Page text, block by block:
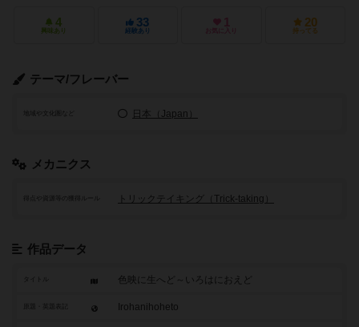
4
興味あり
33
経験あり
1
お気に入り
20
持ってる
テーマ/フレーバー
地域や文化圏など 日本（Japan）
メカニクス
トリックテイキング（Trick-taking）
作品データ
タイトル 色映に生へど～いろはにおえど
Irohanihoheto